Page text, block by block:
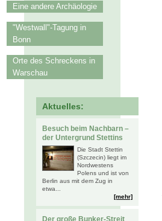
Eine andere Archäologie
"Westwall"-Tagung in
Bonn
Orte des Schreckens in
Warschau
Aktuelles:
Besuch beim Nachbarn –
der Untergrund Stettins
Die Stadt Stettin
(Szczecin) liegt im
Nordwestens
Polens und ist von
Berlin aus mit dem Zug in
etwa...
[mehr]
Der große Bunker-Streit